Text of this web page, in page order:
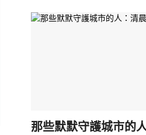
那些默默守護城市的